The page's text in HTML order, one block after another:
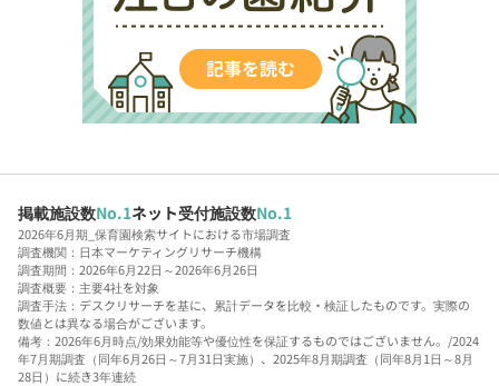
掲載施設数No.1ネット受付施設数No.1
2026年6月期_保育園検索サイトにおける市場調査
調査機関：日本マーケティングリサーチ機構
調査期間：2026年6月22日～2026年6月26日
調査概要：主要4社を対象
調査手法：デスクリサーチを基に、累計データを比較・検証したものです。実際の
数値とは異なる場合がございます。
備考：2026年6月時点/効果効能等や優位性を保証するものではございません。/2024
年7月期調査（同年6月26日～7月31日実施）、2025年8月期調査（同年8月1日～8月
28日）に続き3年連続